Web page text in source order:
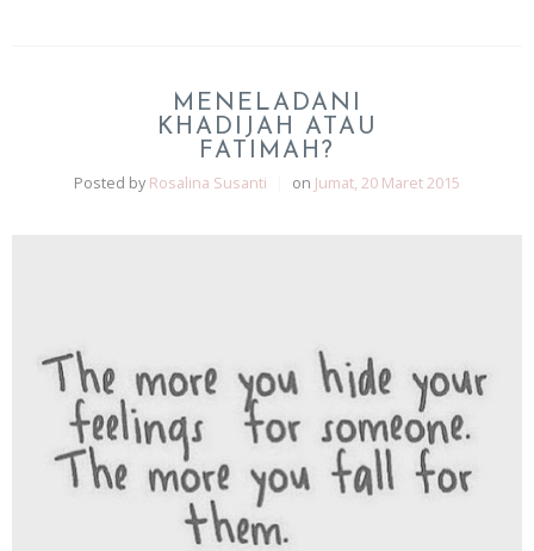
MENELADANI
KHADIJAH ATAU
FATIMAH?
Posted by Rosalina Susanti on Jumat, 20 Maret 2015